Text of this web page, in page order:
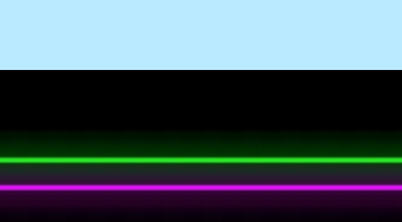
contenido